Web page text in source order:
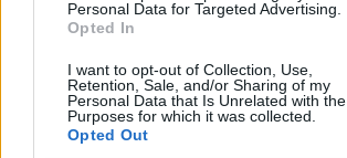
Personal Data for Targeted Advertising.
Opted In
I want to opt-out of Collection, Use,
Retention, Sale, and/or Sharing of my
Personal Data that Is Unrelated with the
Purposes for which it was collected.
Opted Out